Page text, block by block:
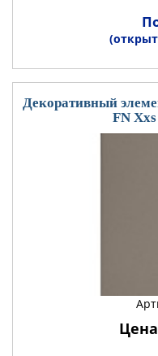
Декоративный
FN